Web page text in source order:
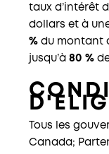
taux d’intérêt
dollars et à
%du montant
jusqu’à80 %
Tous les
Canada;